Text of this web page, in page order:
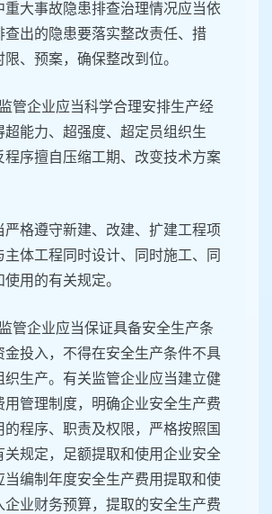
重大事故隐患排查治理情况应当依
查出的隐患要落实整改责任、措
、预案，确保整改到位。
管企业应当科学合理安排生产经
超能力、超强度、超定员组织生
程序擅自压缩工期、改变技术方案
严格遵守新建、改建、扩建工程项
主体工程同时设计、同时施工、同
用的有关规定。
管企业应当保证具备安全生产条
金投入，不得在安全生产条件不具
织生产。有关监管企业应当建立健
用管理制度，明确企业安全生产费
的程序、职责及权限，严格按照国
关规定，足额提取和使用企业安全
当编制年度安全生产费用提取和使
企业财务预算，提取的安全生产费